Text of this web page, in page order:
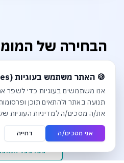
הבחירה של
מוצרים שנבחרו בקפידה כדי
ואיכות ללא פשרות. דברו עם
צפו בכל
חלונית עוגיות נפתחה
🍪 האתר משתמש בעוגיות (Cookies)
אנו משתמשים בעוגיות כדי לשפר
תנועה באתר ולהתאים תוכן
את/ה מסכים/ה למדיניות העוגיות
אני מסכים/ה דחייה